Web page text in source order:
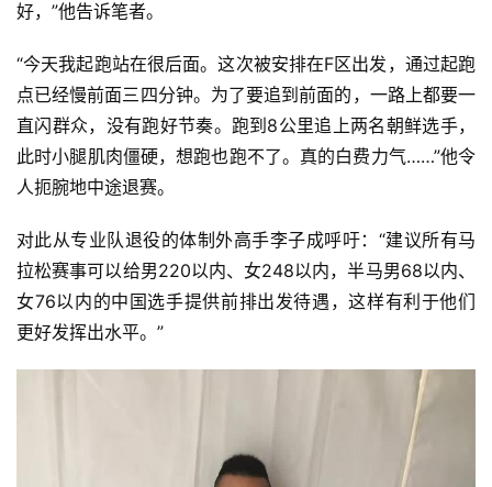
好，”他告诉笔者。
“今天我起跑站在很后面。这次被安排在F区出发，通过起跑
点已经慢前面三四分钟。为了要追到前面的，一路上都要一
直闪群众，没有跑好节奏。跑到8公里追上两名朝鲜选手，
此时小腿肌肉僵硬，想跑也跑不了。真的白费力气……”他令
人扼腕地中途退赛。
对此从专业队退役的体制外高手李子成呼吁：“建议所有马
拉松赛事可以给男220以内、女248以内，半马男68以内、
女76以内的中国选手提供前排出发待遇，这样有利于他们
更好发挥出水平。”